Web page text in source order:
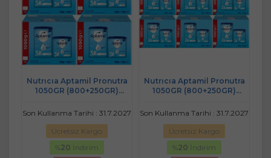
Nutrıcıa Aptamil Pronutra
1050GR (800+250GR)
Avantaj Pk (4 Lü Set)
Son Kullanma Tarihi : 31.7.2027
Ücretsiz Kargo
%20 İndirim
Nutrıcıa Aptamil Pronutra
1050GR (800+250GR)
Avantaj Pk (6 Lı Set)
Son Kullanma Tarihi : 31.7.2027
Ücretsiz Kargo
%20 İndirim